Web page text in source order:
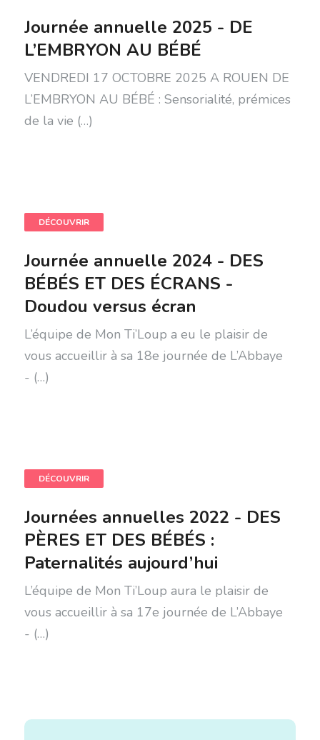
Journée annuelle 2025 - DE
L’EMBRYON AU BÉBÉ
VENDREDI 17 OCTOBRE 2025 A ROUEN DE
L’EMBRYON AU BÉBÉ : Sensorialité, prémices
de la vie (…)
DÉCOUVRIR
Journée annuelle 2024 - DES
BÉBÉS ET DES ÉCRANS -
Doudou versus écran
L’équipe de Mon Ti’Loup a eu le plaisir de
vous accueillir à sa 18e journée de L’Abbaye
- (…)
DÉCOUVRIR
Journées annuelles 2022 - DES
PÈRES ET DES BÉBÉS :
Paternalités aujourd’hui
L’équipe de Mon Ti’Loup aura le plaisir de
vous accueillir à sa 17e journée de L’Abbaye
- (…)